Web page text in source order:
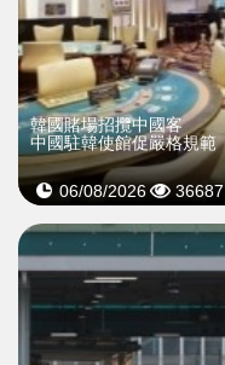
韓國賭場招攬中國客
中國駐韓使館促嚴格規範
06/08/2026 36687